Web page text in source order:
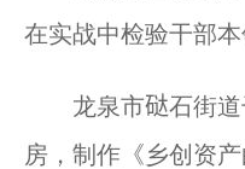
在实战中检验干部
龙泉市鿎石街道
房，制作《乡创资